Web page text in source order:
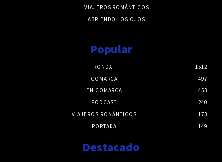
VIAJEROS ROMÁNTICOS
ABRIENDO LOS OJOS
Popular
RONDA
1512
COMARCA
497
EN COMARCA
453
PODCAST
240
VIAJEROS ROMÁNTICOS
173
PORTADA
149
Destacado